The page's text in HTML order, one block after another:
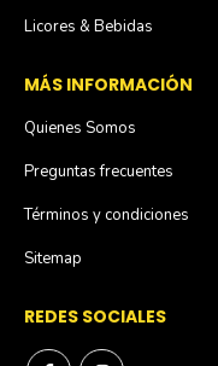
Licores & Bebidas
MÁS INFORMACIÓN
Quienes Somos
Preguntas frecuentes
Términos y condiciones
Sitemap
REDES SOCIALES